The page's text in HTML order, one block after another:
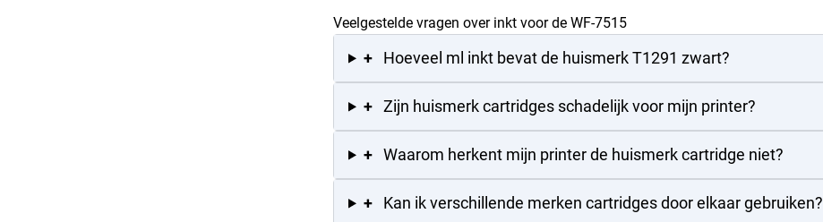
Veelgestelde vragen over inkt voor de WF-7515
+ Hoeveel ml inkt bevat de huismerk T1291 zwart?
+ Zijn huismerk cartridges schadelijk voor mijn printer?
+ Waarom herkent mijn printer de huismerk cartridge niet?
+ Kan ik verschillende merken cartridges door elkaar gebruiken?